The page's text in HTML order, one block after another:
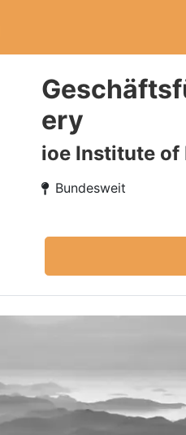
ery
ioe Institute of
Bundesweit